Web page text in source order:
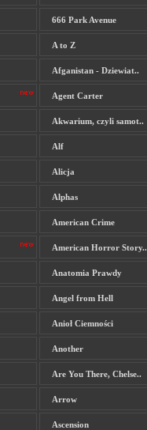
666 Park Avenue
A to Z
Afganistan - Dziewiat..
Agent Carter
Akwarium, czyli samot..
Alf
Alicja
Alphas
American Crime
American Horror Story..
Anatomia Prawdy
Angel from Hell
Anioł Ciemności
Another
Are You There, Chelse..
Arrow
Ascension